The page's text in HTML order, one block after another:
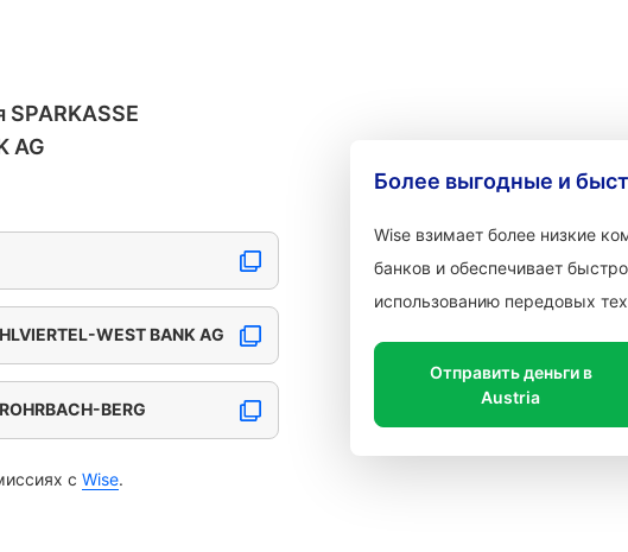
AG
WEST BANK AG
BERG
с Wise.
Более выгодные и
Wise взимает более низкие
банков и обеспечивает
использованию передовых
Отправить деньги в
Austria